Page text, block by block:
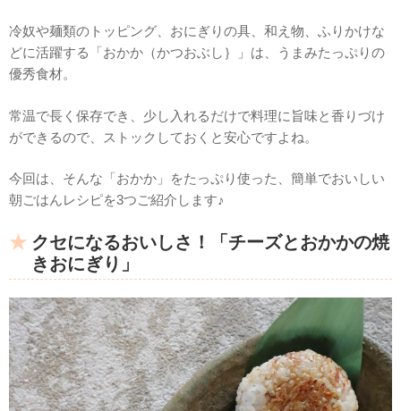
冷奴や麺類のトッピング、おにぎりの具、和え物、ふりかけな
どに活躍する「おかか（かつおぶし｝」は、うまみたっぷりの
優秀食材。
常温で長く保存でき、少し入れるだけで料理に旨味と香りづけ
ができるので、ストックしておくと安心ですよね。
今回は、そんな「おかか」をたっぷり使った、簡単でおいしい
朝ごはんレシピを3つご紹介します♪
クセになるおいしさ！「チーズとおかかの焼
きおにぎり」